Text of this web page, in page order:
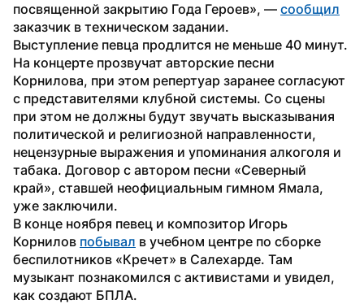
посвященной закрытию Года Героев», — сообщил
заказчик в техническом задании.
Выступление певца продлится не меньше 40 минут.
На концерте прозвучат авторские песни
Корнилова, при этом репертуар заранее согласуют
с представителями клубной системы. Со сцены
при этом не должны будут звучать высказывания
политической и религиозной направленности,
нецензурные выражения и упоминания алкоголя и
табака. Договор с автором песни «Северный
край», ставшей неофициальным гимном Ямала,
уже заключили.
В конце ноября певец и композитор Игорь
Корнилов побывал в учебном центре по сборке
беспилотников «Кречет» в Салехарде. Там
музыкант познакомился с активистами и увидел,
как создают БПЛА.